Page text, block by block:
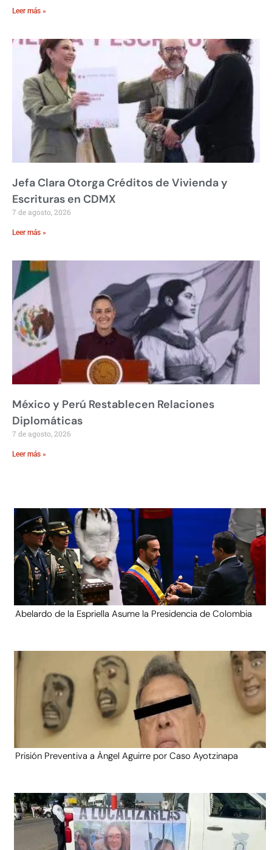
Leer más »
Jefa Clara Otorga Créditos de Vivienda y
Escrituras en CDMX
7 de agosto, 2026
Leer más »
México y Perú Restablecen Relaciones
Diplomáticas
7 de agosto, 2026
Leer más »
Abelardo de la Espriella Asume la Presidencia de Colombia
Prisión Preventiva a Ángel Aguirre por Caso Ayotzinapa